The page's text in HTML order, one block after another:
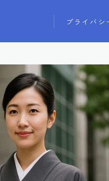
プライバシ